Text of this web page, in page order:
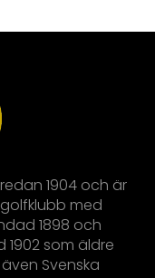
1904 och är
med
1898 och
som äldre
Svenska